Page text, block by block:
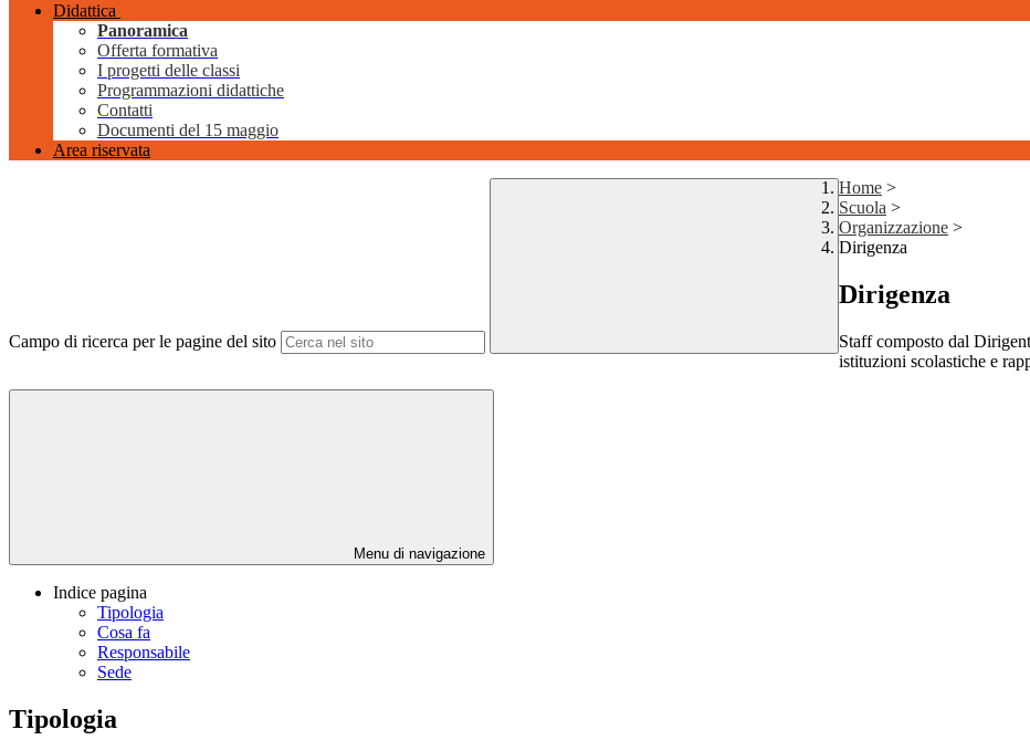
Didattica
Panoramica
Offerta formativa
I progetti delle classi
Programmazioni didattiche
Contatti
Documenti del 15 maggio
Area riservata
Campo di ricerca per le pagine del sito
Home >
Scuola >
Organizzazione >
Dirigenza
Dirigenza
Staff composto dal
istituzioni scolastiche e
Menu di navigazione
Indice pagina
Tipologia
Cosa fa
Responsabile
Sede
Tipologia